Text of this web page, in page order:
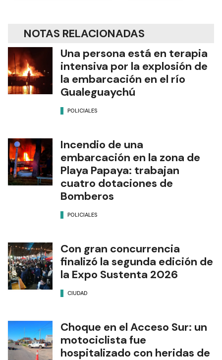
NOTAS RELACIONADAS
Una persona está en terapia
intensiva por la explosión de
la embarcación en el río
Gualeguaychú
POLICIALES
Incendio de una
embarcación en la zona de
Playa Papaya: trabajan
cuatro dotaciones de
Bomberos
POLICIALES
Con gran concurrencia
finalizó la segunda edición de
la Expo Sustenta 2026
CIUDAD
Choque en el Acceso Sur: un
motociclista fue
hospitalizado con heridas de